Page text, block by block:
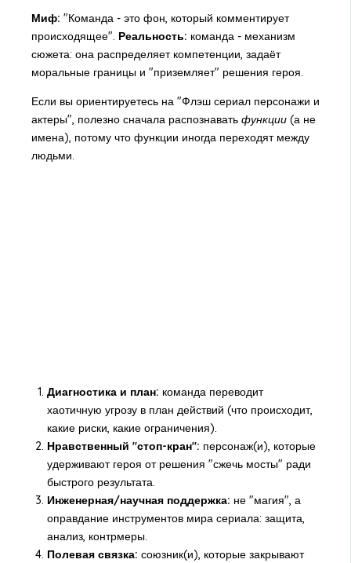
Миф: "Команда - это фон, который комментирует
происходящее". Реальность: команда - механизм
сюжета: она распределяет компетенции, задаёт
моральные границы и "приземляет" решения героя.
Если вы ориентируетесь на "Флэш сериал персонажи и
актеры", полезно сначала распознавать функции(а не
имена), потому что функции иногда переходят между
людьми.
Диагностика и план: команда переводит
хаотичную угрозу в план действий (что происходит,
какие риски, какие ограничения).
Нравственный "стоп-кран": персонаж(и), которые
удерживают героя от решения "сжечь мосты" ради
быстрого результата.
Инженерная/научная поддержка: не "магия", а
оправдание инструментов мира сериала: защита,
анализ, контрмеры.
Полевая связка: союзник(и), которые закрывают